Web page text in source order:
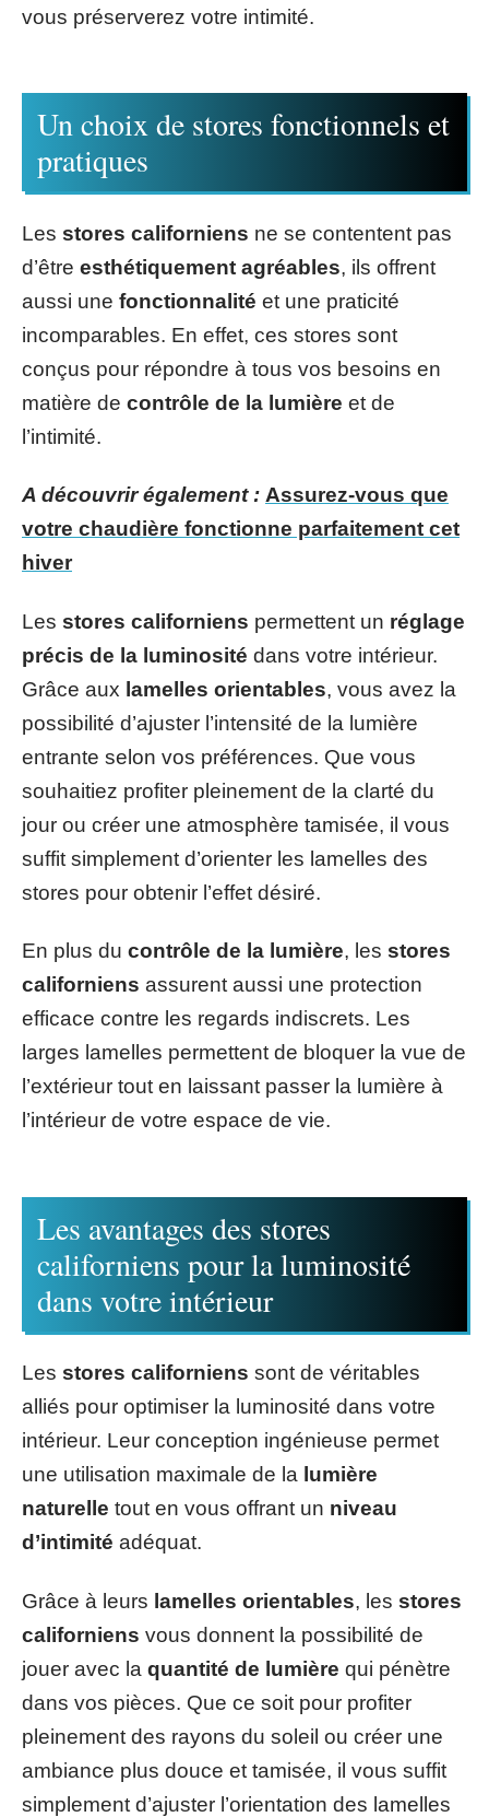
vous préserverez votre intimité.
Un choix de stores fonctionnels et
pratiques
Les stores californiens ne se contentent pas
d’être esthétiquement agréables, ils offrent
aussi une fonctionnalité et une praticité
incomparables. En effet, ces stores sont
conçus pour répondre à tous vos besoins en
matière de contrôle de la lumière et de
l’intimité.
A découvrir également : Assurez-vous que
votre chaudière fonctionne parfaitement cet
hiver
Les stores californiens permettent un réglage
précis de la luminosité dans votre intérieur.
Grâce aux lamelles orientables, vous avez la
possibilité d’ajuster l’intensité de la lumière
entrante selon vos préférences. Que vous
souhaitiez profiter pleinement de la clarté du
jour ou créer une atmosphère tamisée, il vous
suffit simplement d’orienter les lamelles des
stores pour obtenir l’effet désiré.
En plus du contrôle de la lumière, les stores
californiens assurent aussi une protection
efficace contre les regards indiscrets. Les
larges lamelles permettent de bloquer la vue de
l’extérieur tout en laissant passer la lumière à
l’intérieur de votre espace de vie.
Les avantages des stores
californiens pour la luminosité
dans votre intérieur
Les stores californiens sont de véritables
alliés pour optimiser la luminosité dans votre
intérieur. Leur conception ingénieuse permet
une utilisation maximale de la lumière
naturelle tout en vous offrant un niveau
d’intimité adéquat.
Grâce à leurs lamelles orientables, les stores
californiens vous donnent la possibilité de
jouer avec la quantité de lumière qui pénètre
dans vos pièces. Que ce soit pour profiter
pleinement des rayons du soleil ou créer une
ambiance plus douce et tamisée, il vous suffit
simplement d’ajuster l’orientation des lamelles